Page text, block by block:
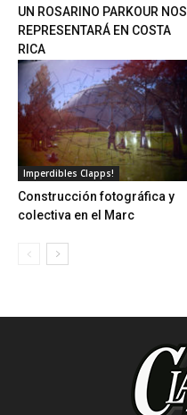
UN ROSARINO PARKOUR NOS
REPRESENTARÁ EN COSTA
RICA
Imperdibles Clapps!
Construcción fotográfica y
colectiva en el Marc